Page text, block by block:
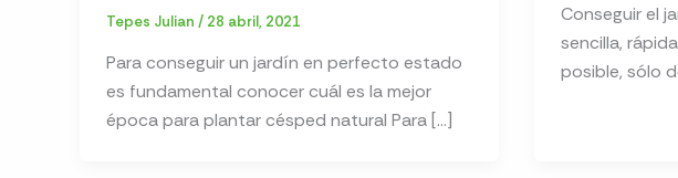
Tepes Julian / 28 abril, 2021
Para conseguir un jardín en perfecto estado
es fundamental conocer cuál es la mejor
época para plantar césped natural Para […]
Conseguir el
sencilla,
posible, sólo